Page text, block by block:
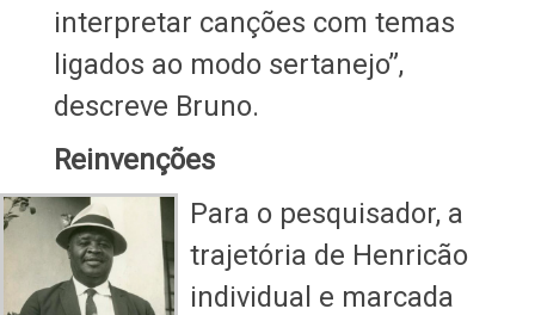
interpretar canções com temas
ligados ao modo sertanejo”,
descreve Bruno.
Reinvenções
Para o pesquisador, a
trajetória de Henricão
individual e marcada